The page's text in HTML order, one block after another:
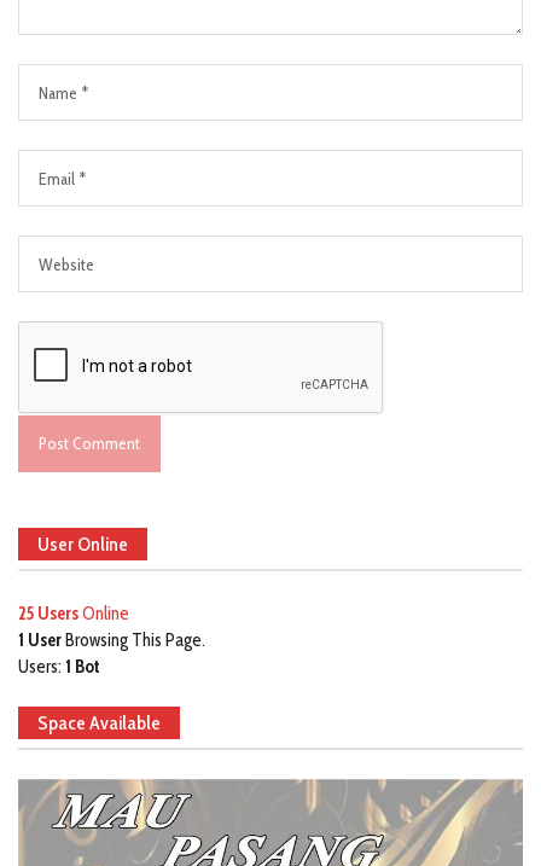
User Online
25 UsersOnline
1 UserBrowsing This Page.
Users: 1 Bot
Space Available